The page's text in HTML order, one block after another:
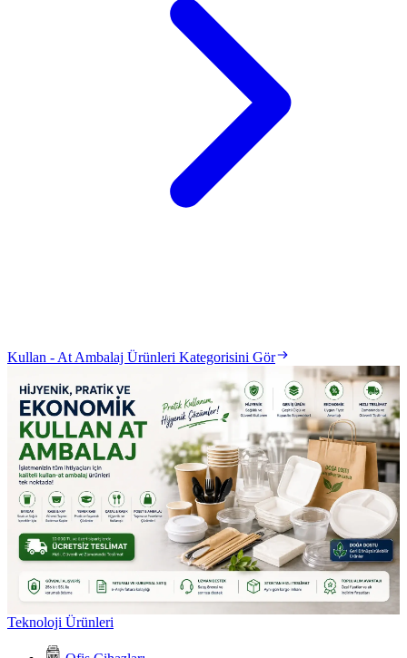
Kullan - At Ambalaj Ürünleri Kategorisini Gör
Teknoloji Ürünleri